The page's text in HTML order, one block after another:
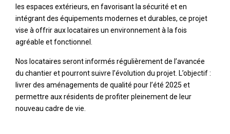
les espaces extérieurs, en favorisant la sécurité et en
intégrant des équipements modernes et durables, ce projet
vise à offrir aux locataires un environnement à la fois
agréable et fonctionnel.
Nos locataires seront informés régulièrement de l’avancée
du chantier et pourront suivre l’évolution du projet. L’objectif :
livrer des aménagements de qualité pour l’été 2025 et
permettre aux résidents de profiter pleinement de leur
nouveau cadre de vie.